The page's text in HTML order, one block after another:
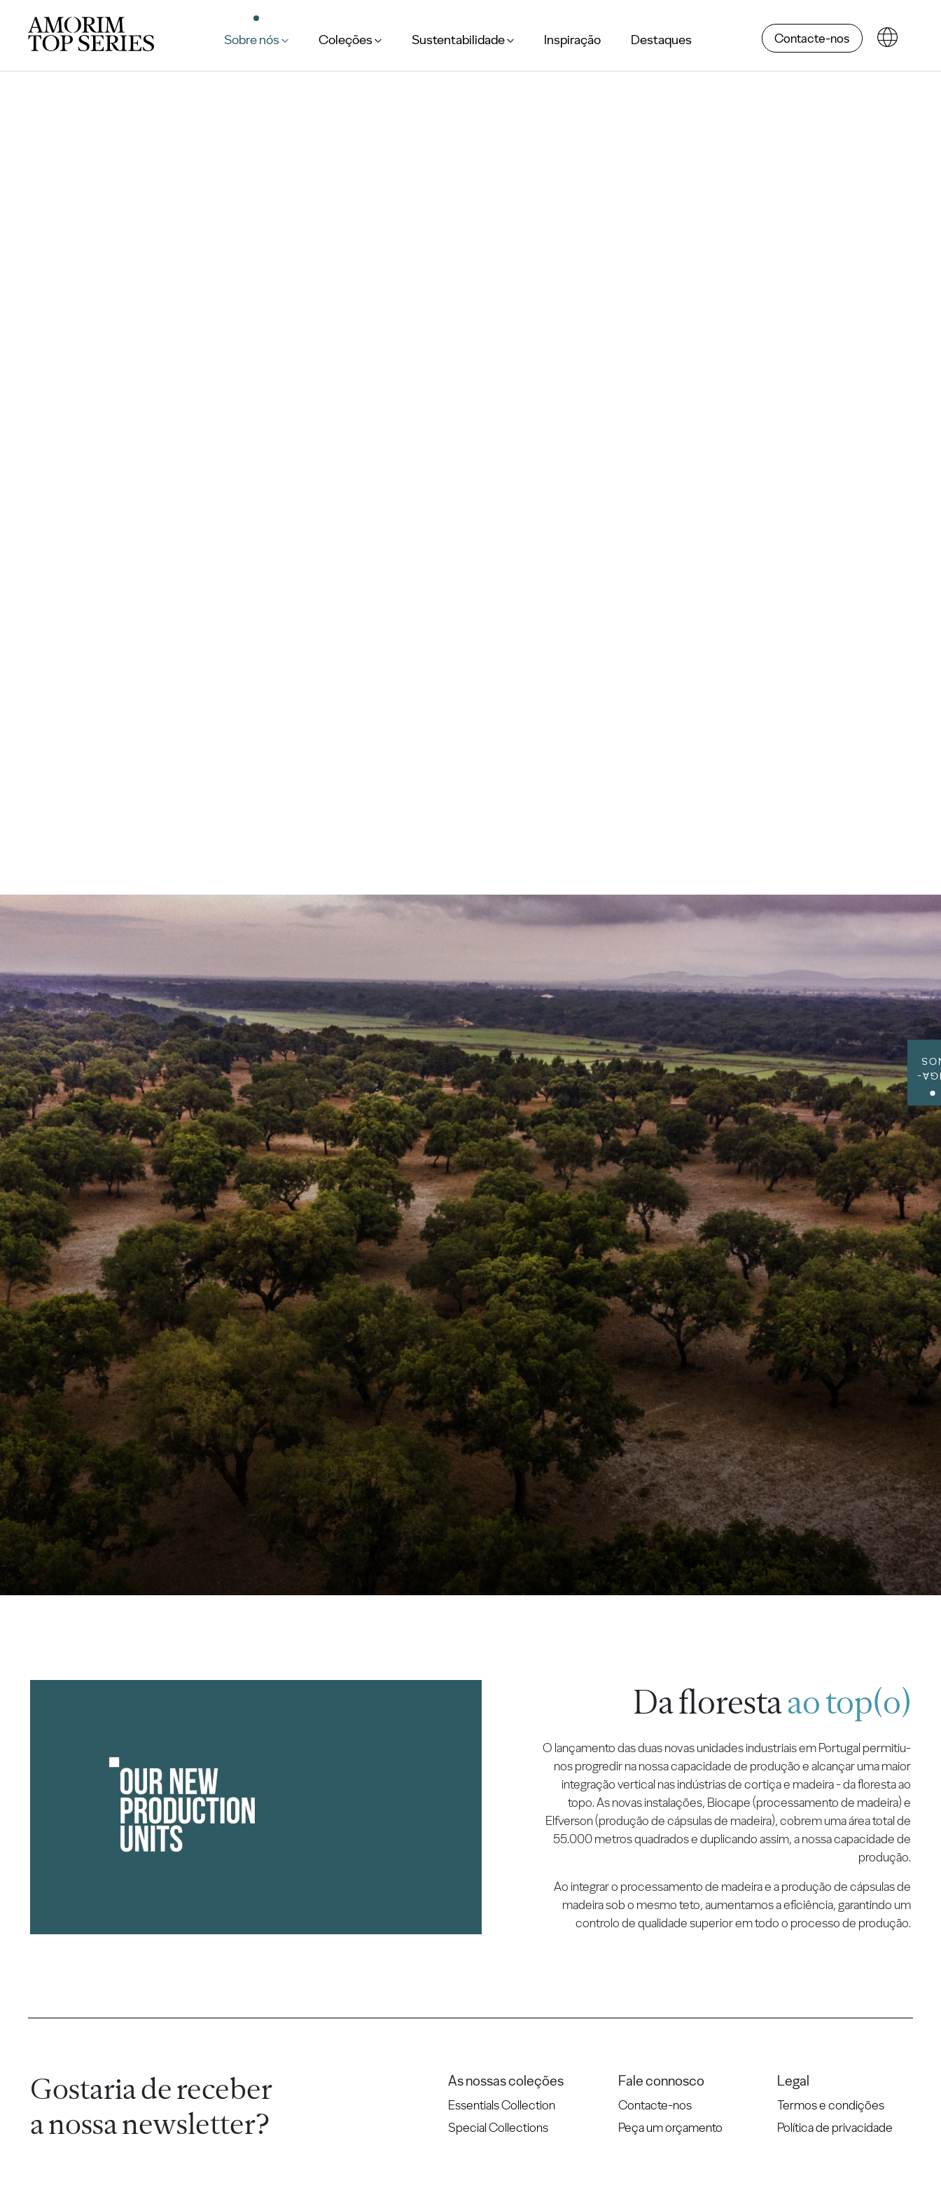
Sobre nós Coleções Sustentabilidade Inspiração Destaques Contacte-nos
Da florestaao top(o)
O lançamento das duas novas unidades industriais em Portugal permitiu-
nos progredir na nossa capacidade de produção e alcançar uma maior
integração vertical nas indústrias de cortiça e madeira - da floresta ao
topo. As novas instalações, Biocape (processamento de madeira) e
Elfverson (produção de cápsulas de madeira), cobrem uma área total de
55.000 metros quadrados e duplicando assim, a nossa capacidade de
produção.
Ao integrar o processamento de madeira e a produção de cápsulas de
madeira sob o mesmo teto, aumentamos a eficiência, garantindo um
controlo de qualidade superior em todo o processo de produção.
Gostaria de receber
a nossa newsletter?
As nossas coleções
Essentials Collection
Special Collections
Fale connosco
Contacte-nos
Peça um orçamento
Legal
Termos e condições
Política de privacidade